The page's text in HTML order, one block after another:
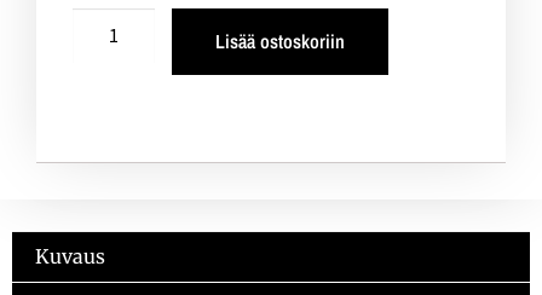
Lisää ostoskoriin
Kuvaus